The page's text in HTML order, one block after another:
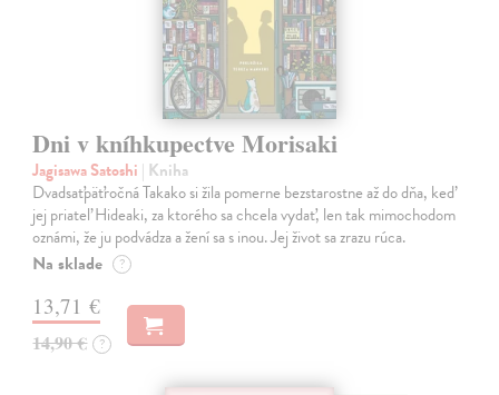
Dni v kníhkupectve Morisaki
Jagisawa Satoshi | Kniha
Dvadsaťpäťročná Takako si žila pomerne bezstarostne až do dňa, keď
jej priateľ Hideaki, za ktorého sa chcela vydať, len tak mimochodom
oznámi, že ju podvádza a žení sa s inou. Jej život sa zrazu rúca.
Na sklade ?
13,71 €
14,90 € ?